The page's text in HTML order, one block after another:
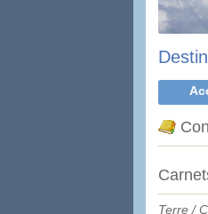
Terre /